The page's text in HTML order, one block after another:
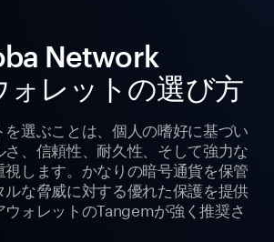
Network
ォレットの選び方
選ぶことは、個人の嗜好に基づい
、信頼性、耐久性、そして強力な
します。かなりの暗号通貨を保管
な脅威に対する優れた保護を提供
ォレットのTangemが強く推奨さ